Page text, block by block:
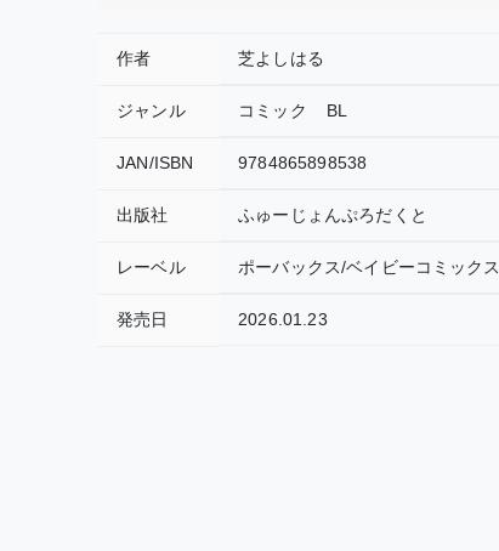
作者 芝よしはる
ジャンル コミック BL
JAN/ISBN 9784865898538
出版社 ふゅーじょんぷろだくと
レーベル ポーバックス/ベイビーコミックス
発売日 2026.01.23